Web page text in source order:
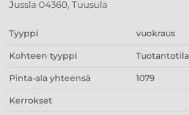
Jussla 04360, Tuusula
Tyyppi vuokraus
Kohteen tyyppi Tuotantotila
Pinta-ala yhteensä 1079
Kerrokset